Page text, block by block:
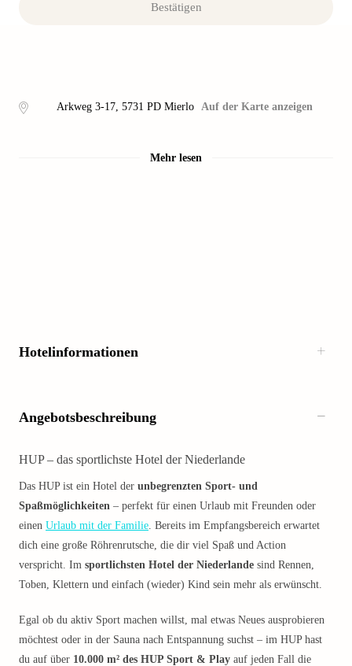
Bestätigen
Arkweg 3-17, 5731 PD Mierlo Auf der Karte anzeigen
Mehr lesen
Hotelinformationen
Angebotsbeschreibung
HUP – das sportlichste Hotel der Niederlande
Das HUP ist ein Hotel der unbegrenzten Sport- und
Spaßmöglichkeiten – perfekt für einen Urlaub mit Freunden oder
einen Urlaub mit der Familie. Bereits im Empfangsbereich erwartet
dich eine große Röhrenrutsche, die dir viel Spaß und Action
verspricht. Im sportlichsten Hotel der Niederlande sind Rennen,
Toben, Klettern und einfach (wieder) Kind sein mehr als erwünscht.
Egal ob du aktiv Sport machen willst, mal etwas Neues ausprobieren
möchtest oder in der Sauna nach Entspannung suchst – im HUP hast
du auf über 10.000 m² des HUP Sport & Play auf jeden Fall die